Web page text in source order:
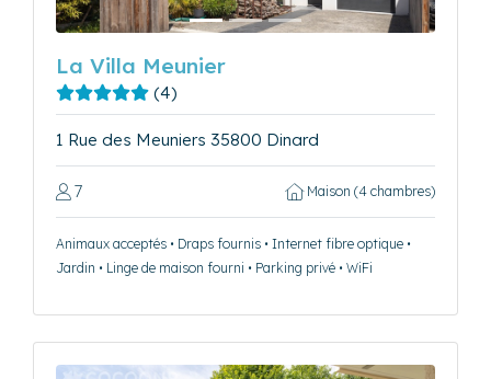
La Villa Meunier
(4)
1 Rue des Meuniers 35800 Dinard
7 Maison (4 chambres)
Animaux acceptés • Draps fournis • Internet fibre optique •
Jardin • Linge de maison fourni • Parking privé • WiFi